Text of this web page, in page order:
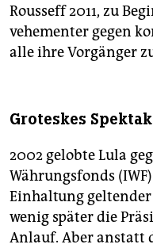
Rousseff 2011, zu
vehementer gegen
alle ihre Vorgänger
Groteskes
2002 gelobte Lula
Währungsfonds
Einhaltung
wenig später die
Anlauf. Aber anstatt